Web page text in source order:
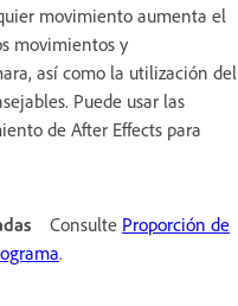
movimiento aumenta el
movimientos y
así como la utilización del
Puede usar las
de After Effects para
Consulte Proporción de
.